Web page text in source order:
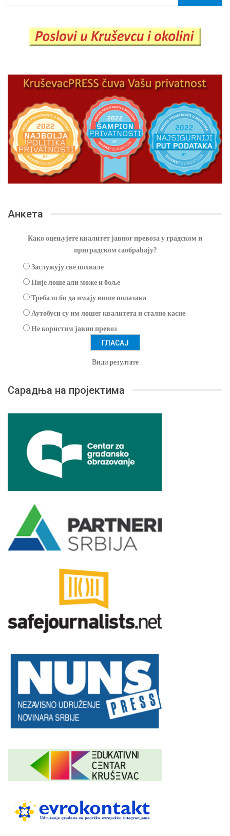
Анкета
Како оцењујете квалитет јавног превоза у градском и
приградском саобраћају?
Заслужују све похвале
Није лоше али може и боље
Требало би да имају више полазака
Аутобуси су им лошег квалитета и стално касне
Не користим јавни превоз
Види резултате
Сарадња на пројектима